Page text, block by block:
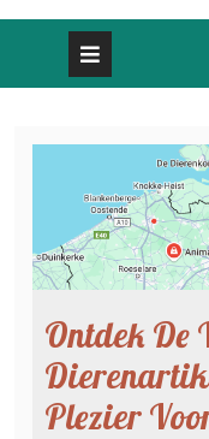
Ontdek De
Plezier